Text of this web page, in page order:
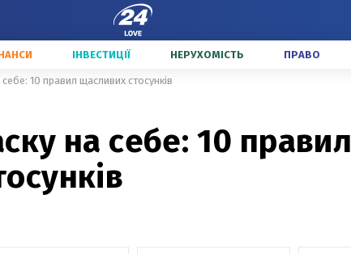
ІНВЕСТИЦІЇ НЕРУХОМІСТЬ ПРАВО
10 правил щасливих стосунків
на себе: 10 правил